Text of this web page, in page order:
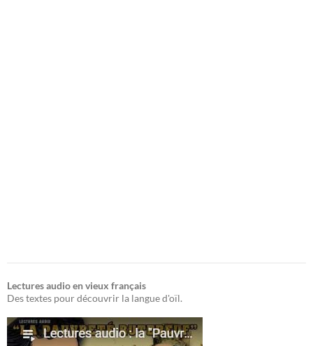
Lectures audio en vieux français
Des textes pour découvrir la langue d'oïl.